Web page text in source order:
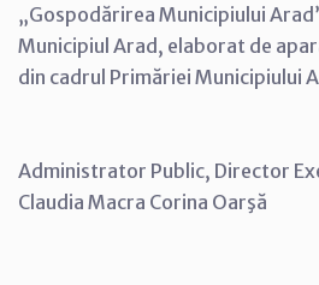
„Gospodărirea Municipiului
Municipiul Arad, elaborat de
din cadrul Primăriei Municipiului
Administrator Public, Director
Claudia Macra Corina Oarşă